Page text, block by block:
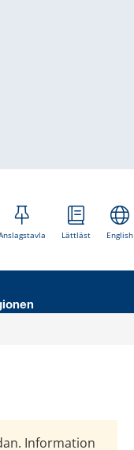
Lättläst English
Information